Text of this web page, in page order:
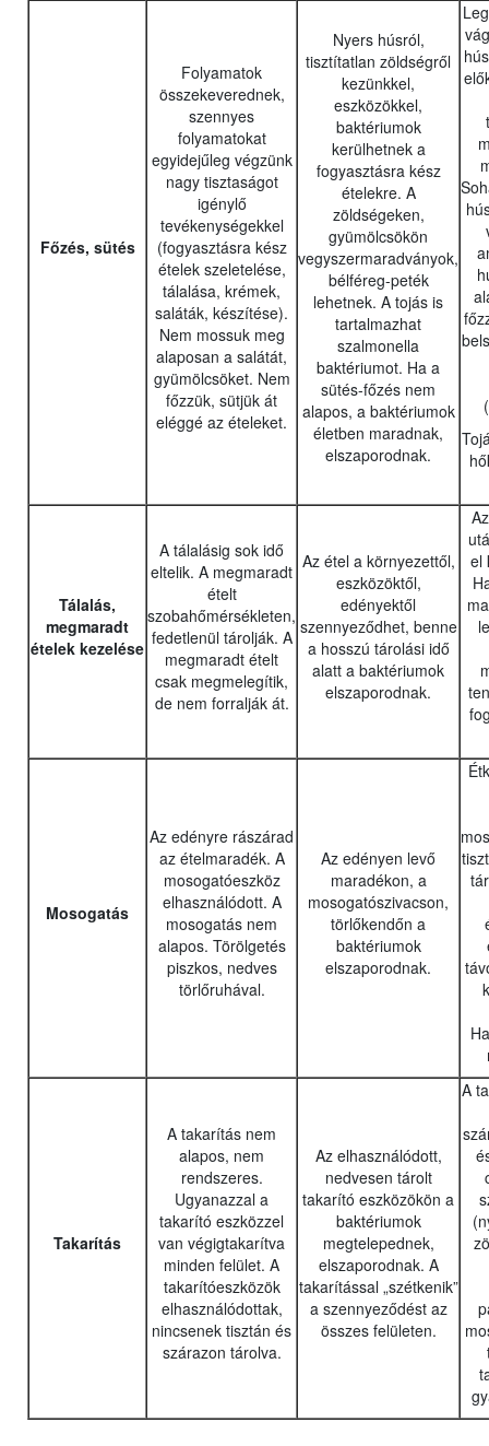
Főzés, sütés
Folyamatok
összekeverednek,
szennyes
folyamatokat
egyidejűleg végzünk
nagy tisztaságot
igénylő
tevékenységekkel
(fogyasztásra kész
ételek szeletelése,
tálalása, krémek,
saláták, készítése).
Nem mossuk meg
alaposan a salátát,
gyümölcsöket. Nem
főzzük, sütjük át
eléggé az ételeket.
Nyers húsról,
tisztítatlan zöldségről
kezünkkel,
eszközökkel,
baktériumok
kerülhetnek a
fogyasztásra kész
ételekre. A
zöldségeken,
gyümölcsökön
vegyszermaradványok,
bélféreg-peték
lehetnek. A tojás is
tartalmazhat
szalmonella
baktériumot. Ha a
sütés-főzés nem
alapos, a baktériumok
életben maradnak,
elszaporodnak.
Tálalás,
megmaradt
ételek kezelése
A tálalásig sok idő
eltelik. A megmaradt
ételt
szobahőmérsékleten,
fedetlenül tárolják. A
megmaradt ételt
csak megmelegítik,
de nem forralják át.
Az étel a környezettől,
eszközöktől,
edényektől
szennyeződhet, benne
a hosszú tárolási idő
alatt a baktériumok
elszaporodnak.
el
Mosogatás
Az edényre rászárad
az ételmaradék. A
mosogatóeszköz
elhasználódott. A
mosogatás nem
alapos. Törölgetés
piszkos, nedves
törlőruhával.
Az edényen levő
maradékon, a
mosogatószivacson,
törlőkendőn a
baktériumok
elszaporodnak.
Takarítás
A takarítás nem
alapos, nem
rendszeres.
Ugyanazzal a
takarító eszközzel
van végigtakarítva
minden felület. A
takarítóeszközök
elhasználódottak,
nincsenek tisztán és
szárazon tárolva.
Az elhasználódott,
nedvesen tárolt
takarító eszközökön a
baktériumok
megtelepednek,
elszaporodnak. A
takarítással „szétkenik”
a szennyeződést az
összes felületen.
A